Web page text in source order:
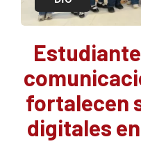
fortalecen
digitales